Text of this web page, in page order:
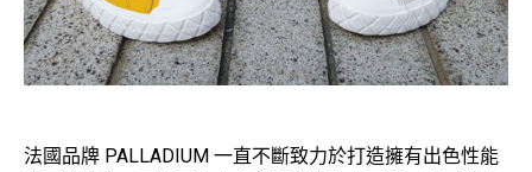
法國品牌 PALLADIUM 一直不斷致力於打造擁有出色性能